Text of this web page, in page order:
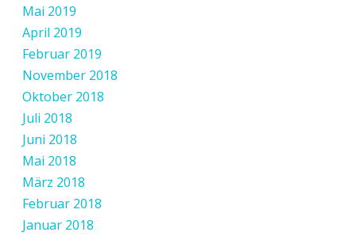
Mai 2019
April 2019
Februar 2019
November 2018
Oktober 2018
Juli 2018
Juni 2018
Mai 2018
März 2018
Februar 2018
Januar 2018